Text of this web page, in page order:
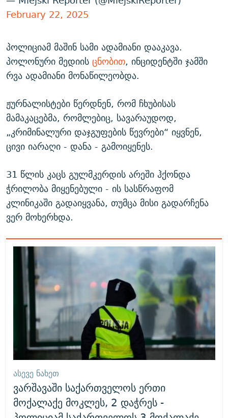
February 22, 2025
პოლიციამ მაშინ სამი ადამიანი დააკავა.
პოლონური მედიისცნობით, ინციდენტში ჯამში
რვა ადამიანი მონაწილეობდა.
ჟურნალისტები წერდნენ, რომ ჩხუბისას
მამაკაცებმა, რომლებიც, სავარაუდოდ,
„კრიმინალური დაჯგუფების წევრები“ იყვნენ,
ცივი იარაღი - დანა - გამოიყენეს.
31 წლის კაცს გულმკერდის არეში ჰქონდა
ჭრილობა მიყენებული - ის სასწრაფომ
კლინიკაში გადაიყვანა, თუმცა მისი გადარჩენა
ვერ მოხერხდა.
ᲐᲡᲔᲕᲔ ᲜᲐᲮᲔᲗ
ვარშავაში საქართველოს ერთი
მოქალაქე მოკლეს, 2 დაჭრეს -